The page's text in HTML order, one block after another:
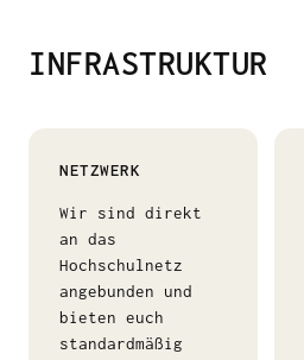
INFRASTRUKTUR
NETZWERK
Wir sind direkt
an das
Hochschulnetz
angebunden und
bieten euch
standardmäßig